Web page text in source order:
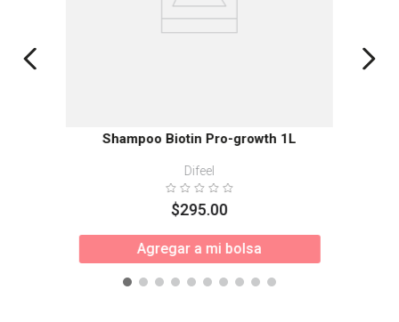
Shampoo Biotin Pro-growth 1L
Difeel
$295.00
Agregar a mi bolsa